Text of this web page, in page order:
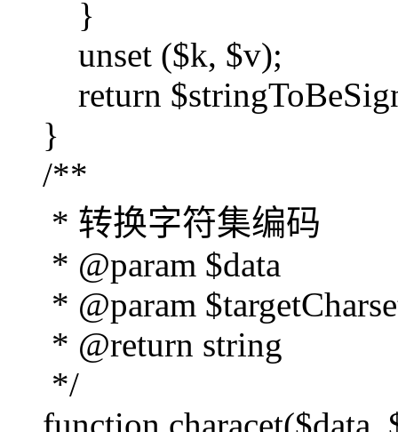
}
unset ($k, $v);
return
}
/**
* 转换字符集编码
* @param $data
* @param
* @return string
*/